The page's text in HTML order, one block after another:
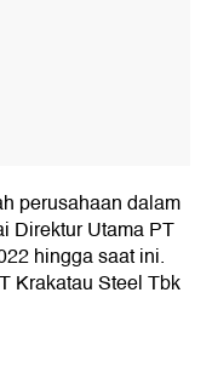
perusahaan dalam
Direktur Utama PT
hingga saat ini.
Krakatau Steel Tbk